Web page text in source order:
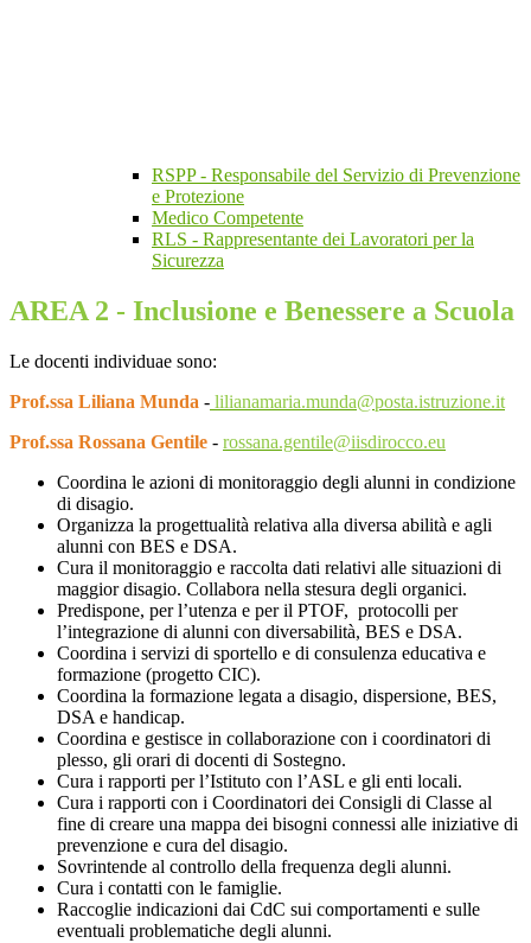
RSPP - Responsabile del Servizio di Prevenzione
e Protezione
Medico Competente
RLS - Rappresentante dei Lavoratori per la
Sicurezza
AREA 2 - Inclusione e Benessere a Scuola
Le docenti individuae sono:
Prof.ssa Liliana Munda - lilianamaria.munda@posta.istruzione.it
Prof.ssa Rossana Gentile - rossana.gentile@iisdirocco.eu
Coordina le azioni di monitoraggio degli alunni in condizione
di disagio.
Organizza la progettualità relativa alla diversa abilità e agli
alunni con BES e DSA.
Cura il monitoraggio e raccolta dati relativi alle situazioni di
maggior disagio. Collabora nella stesura degli organici.
Predispone, per l’utenza e per il PTOF, protocolli per
l’integrazione di alunni con diversabilità, BES e DSA.
Coordina i servizi di sportello e di consulenza educativa e
formazione (progetto CIC).
Coordina la formazione legata a disagio, dispersione, BES,
DSA e handicap.
Coordina e gestisce in collaborazione con i coordinatori di
plesso, gli orari di docenti di Sostegno.
Cura i rapporti per l’Istituto con l’ASL e gli enti locali.
Cura i rapporti con i Coordinatori dei Consigli di Classe al
fine di creare una mappa dei bisogni connessi alle iniziative di
prevenzione e cura del disagio.
Sovrintende al controllo della frequenza degli alunni.
Cura i contatti con le famiglie.
Raccoglie indicazioni dai CdC sui comportamenti e sulle
eventuali problematiche degli alunni.